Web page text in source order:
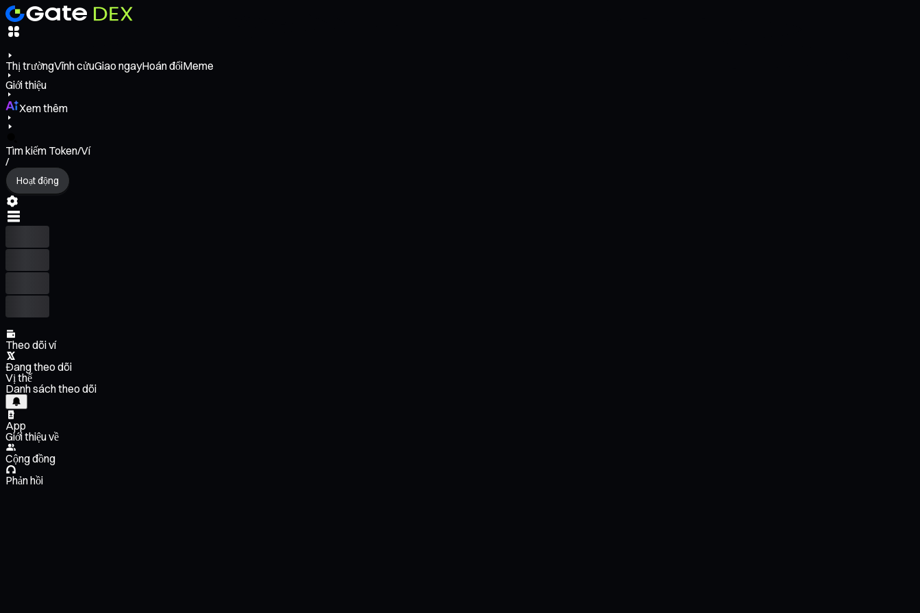
Thị trườngVĩnh cửuGiao ngayHoán đổiMeme
Giới thiệu
Xem thêm
Tìm kiếm Token/Ví
/
Hoạt động
Theo dõi ví
Đang theo dõi
Vị thế
Danh sách theo dõi
App
Giới thiệu về
Cộng đồng
Phản hồi